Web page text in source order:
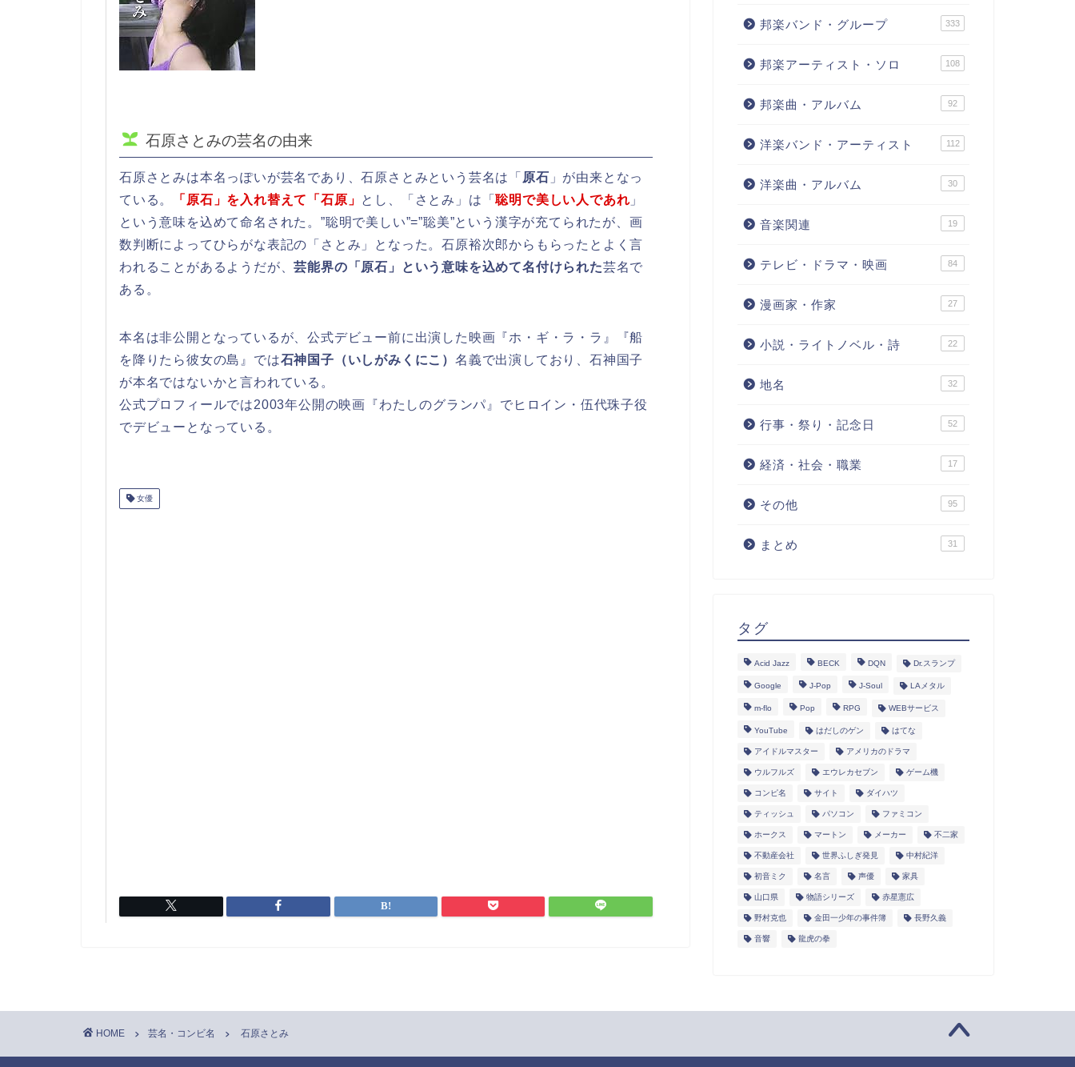
石原さとみの芸名の由来
石原さとみは本名っぽいが芸名であり、石原さとみという芸名は「 原石 」が由来となっ
ている。
「原石」を入れ替えて「石原」 とし、「さとみ」は「聡明で美しい人であれ 」
という意味を込めて命名された。”聡明で美しい”=”聡美”という漢字が充てられたが、画
数判断によってひらがな表記の「さとみ」となった。石原裕次郎からもらったとよく言
われることがあるようだが、芸能界の「原石」という意味を込めて名付けられた芸名で
ある。
本名は非公開となっているが、公式デビュー前に出演した映画『ホ・ギ・ラ・ラ』『船
を降りたら彼女の島』では石神国子（いしがみくにこ）名義で出演しており、石神国子
が本名ではないかと言われている。
公式プロフィールでは2003年公開の映画『わたしのグランパ』でヒロイン・伍代珠子役
でデビューとなっている。
女優
邦楽バンド・グループ 333
邦楽アーティスト・ソロ 108
邦楽曲・アルバム 92
洋楽バンド・アーティスト 112
洋楽曲・アルバム 30
音楽関連 19
テレビ・ドラマ・映画 84
漫画家・作家 27
小説・ライトノベル・詩 22
地名 32
行事・祭り・記念日 52
経済・社会・職業 17
その他 95
まとめ 31
タグ
Acid Jazz BECK DQN Dr.スランプ
Google J-Pop J-Soul LAメタル
m-flo Pop RPG WEBサービス
YouTube はだしのゲン はてな
アイドルマスター アメリカのドラマ
ウルフルズ エウレカセブン ゲーム機
コンピ名 サイト ダイハツ
ティッシュ パソコン ファミコン
ホークス マートン メーカー 不二家
不動産会社 世界ふしぎ発見 中村紀洋
初音ミク 名言 声優 家具
山口県 物語シリーズ 赤星憲広
野村克也 金田一少年の事件簿 長野久義
音響 龍虎の拳
HOME 芸名・コンビ名 石原さとみ